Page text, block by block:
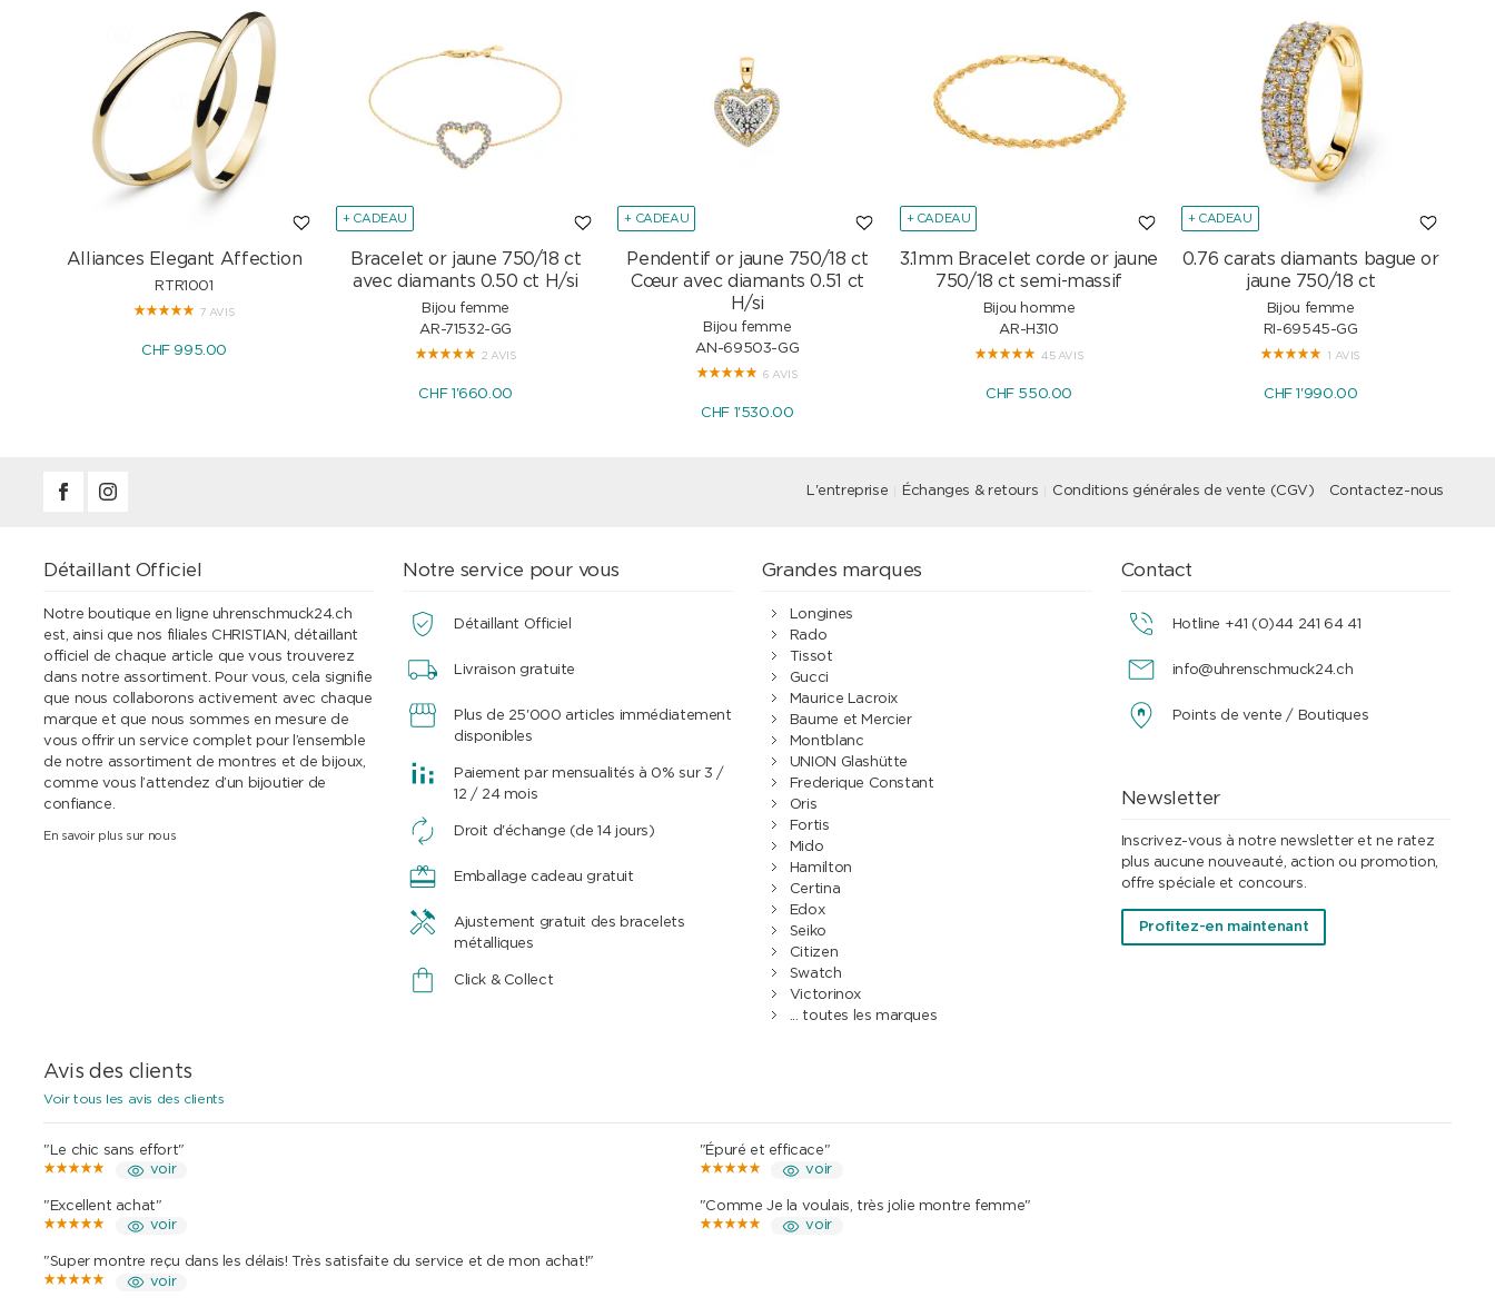
Alliances Elegant Affection
RTR1001
7 AVIS
CHF 995.00
+ CADEAU
Bracelet or jaune 750/18 ct
avec diamants 0.50 ct H/si
Bijou femme
AR-71532-GG
2 AVIS
CHF 1'660.00
+ CADEAU
Pendentif or jaune 750/18 ct
Cœur avec diamants 0.51 ct
H/si
Bijou femme
AN-69503-GG
6 AVIS
CHF 1'530.00
+ CADEAU
3.1mm Bracelet corde or jaune
750/18 ct semi-massif
Bijou homme
AR-H310
45 AVIS
CHF 550.00
+ CADEAU
0.76 carats diamants bague or
jaune 750/18 ct
Bijou femme
RI-69545-GG
1 AVIS
CHF 1'990.00
L'entreprise Échanges & retours Conditions générales de vente (CGV) Contactez-nous
Détaillant Officiel
Notre boutique en ligne uhrenschmuck24.ch
est, ainsi que nos filiales CHRISTIAN, détaillant
officiel de chaque article que vous trouverez
dans notre assortiment. Pour vous, cela signifie
que nous collaborons activement avec chaque
marque et que nous sommes en mesure de
vous offrir un service complet pour l’ensemble
de notre assortiment de montres et de bijoux,
comme vous l’attendez d’un bijoutier de
confiance.
En savoir plus sur nous
Notre service pour vous
Détaillant Officiel
Livraison gratuite
Plus de 25'000 articles immédiatement
disponibles
Paiement par mensualités à 0% sur 3 /
12 / 24 mois
Droit d'échange (de 14 jours)
Emballage cadeau gratuit
Ajustement gratuit des bracelets
métalliques
Click & Collect
Grandes marques
Longines
Rado
Tissot
Gucci
Maurice Lacroix
Baume et Mercier
Montblanc
UNION Glashütte
Frederique Constant
Oris
Fortis
Mido
Hamilton
Certina
Edox
Seiko
Citizen
Swatch
Victorinox
... toutes les marques
Contact
Hotline +41 (0)44 241 64 41
info@uhrenschmuck24.ch
Points de vente / Boutiques
Newsletter
Inscrivez-vous à notre newsletter et ne ratez
plus aucune nouveauté, action ou promotion,
offre spéciale et concours.
Profitez-en maintenant
Avis des clients
Voir tous les avis des clients
"Le chic sans effort"
voir
"Épuré et efficace"
voir
"Excellent achat"
voir
"Comme Je la voulais, très jolie montre femme"
voir
"Super montre reçu dans les délais! Très satisfaite du service et de mon achat!"
voir